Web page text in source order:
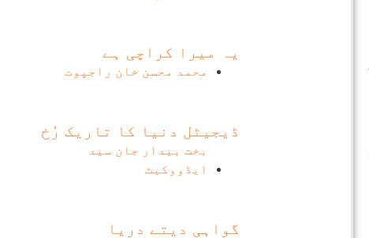
یہ میرا کراچی ہے
محمد محسن خان راجپوت
ڈیجیٹل دنیا کا تاریک رُخ
بخت بیدار جان سید
ایڈووکیٹ
گواہی دیتے دریا